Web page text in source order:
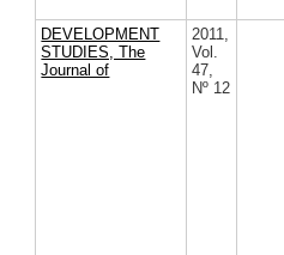
DEVELOPMENT
STUDIES, The
Journal of
2011,
Vol.
47,
Nº 12